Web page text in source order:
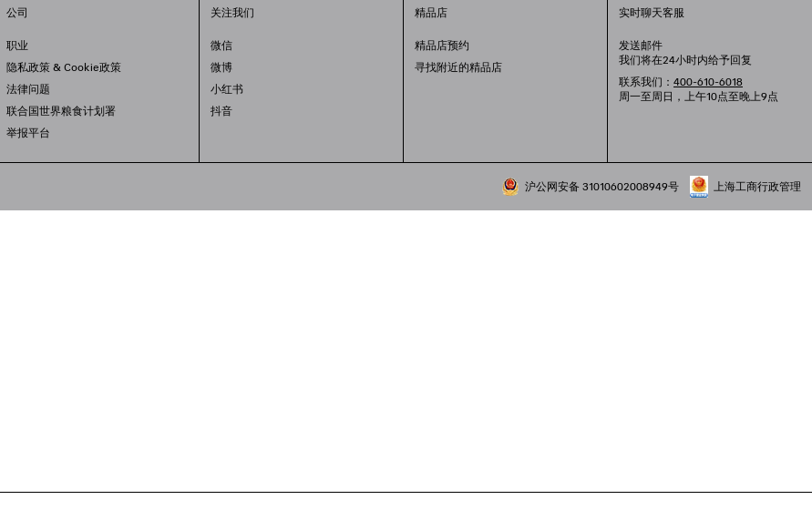
公司
职业
隐私政策 & Cookie政策
法律问题
联合国世界粮食计划署
举报平台
关注我们
微信
微博
小红书
抖音
精品店
精品店预约
寻找附近的精品店
实时聊天客服
发送邮件
我们将在24小时内给予回复
联系我们： 400-610-6018
周一至周日，上午10点至晚上9点
沪公网安备 31010602008949号 上海工商行政管理